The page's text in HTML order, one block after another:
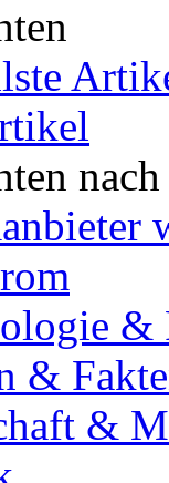
&
&
&